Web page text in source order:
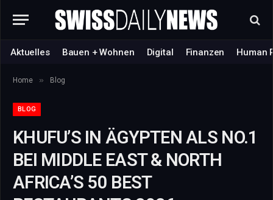
Aktuelles Bauen + Wohnen Digital Finanzen Human
Home » Blog
BLOG
KHUFU’S IN ÄGYPTEN ALS NO.1
BEI MIDDLE EAST & NORTH
AFRICA’S 50 BEST